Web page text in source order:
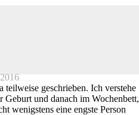
teilweise geschrieben. Ich verstehe
Geburt und danach im Wochenbett,
wenigstens eine engste Person